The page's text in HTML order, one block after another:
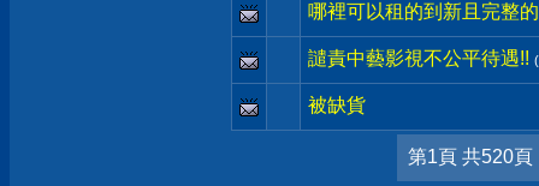
哪裡可以租的到新且完整
譴責中藝影視不公平待遇!!
被缺貨
第1頁 共520頁